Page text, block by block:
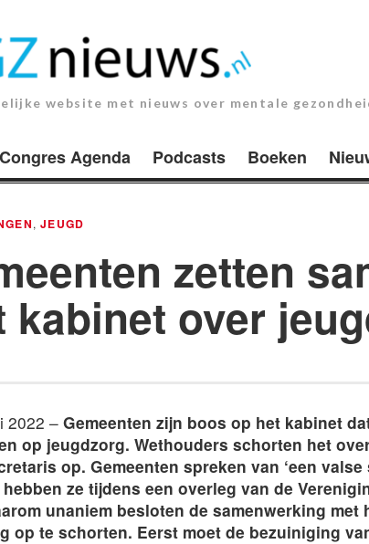
website met nieuws over mentale
Congres Agenda Podcasts Boeken
,JEUGD
zetten
kabinet over
2022 – Gemeenten zijn boos op het kabinet
op jeugdzorg. Wethouders schorten het
op. Gemeenten spreken van ‘een
ze tijdens een overleg van de
unaniem besloten de samenwerking
op te schorten. Eerst moet de bezuiniging